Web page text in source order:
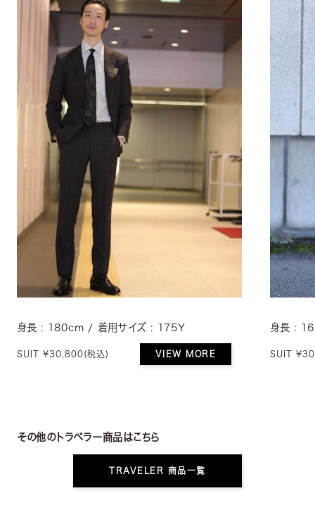
身長 : 180cm / 着用サイズ : 175Y
SUIT ¥30,800(税込) VIEW MORE
身長 :
SUIT
その他のトラベラー商品はこちら
TRAVELER 商品一覧